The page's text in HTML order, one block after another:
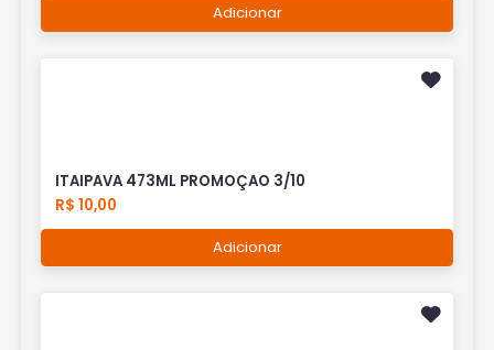
Adicionar
ITAIPAVA 473ML PROMOÇAO 3/10
R$ 10,00
Adicionar